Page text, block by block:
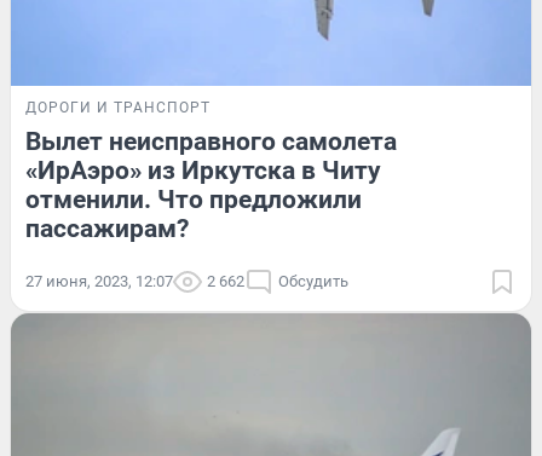
ДОРОГИ И ТРАНСПОРТ
Вылет неисправного самолета
«ИрАэро» из Иркутска в Читу
отменили. Что предложили
пассажирам?
27 июня, 2023, 12:07 2 662 Обсудить